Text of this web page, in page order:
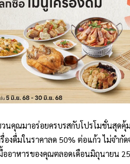
วนคุณมาอร่อยครบรสกับโปรโมชั่นสุด
องดื่มในราคาลด 50% ต่อแก้ว ไม่จำ
อาหารของคุณตลอดเดือนมิถุนายน